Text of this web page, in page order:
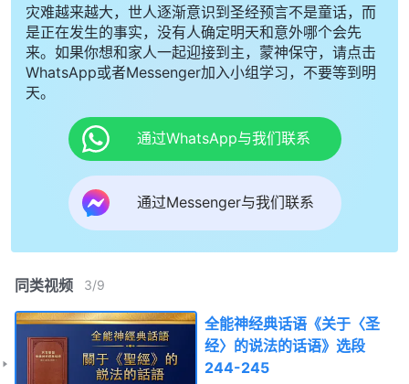
灾难越来越大，世人逐渐意识到圣经预言不是童话，而
是正在发生的事实，没有人确定明天和意外哪个会先
来。如果你想和家人一起迎接到主，蒙神保守，请点击
WhatsApp或者Messenger加入小组学习，不要等到明
天。
通过WhatsApp与我们联系
通过Messenger与我们联系
同类视频 3/9
全能神经典话语《关于〈圣
经〉的说法的话语》选段
244-245